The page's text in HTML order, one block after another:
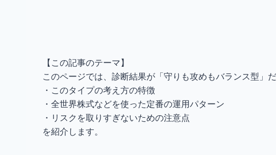
【この記事のテーマ】
このページでは、診断結果が「守りも攻めもバランス型」だ
・このタイプの考え方の特徴
・全世界株式などを使った定番の運用パターン
・リスクを取りすぎないための注意点
を紹介します。